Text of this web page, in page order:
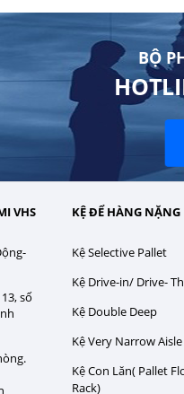
BỘ
VHS
số
KỆ ĐỂ HÀNG NẶNG
Kệ Selective Pallet
Kệ Drive-in/ Drive-
Kệ Double Deep
Kệ Very Narrow Aisle
Kệ Con Lăn( Pallet
Rack)